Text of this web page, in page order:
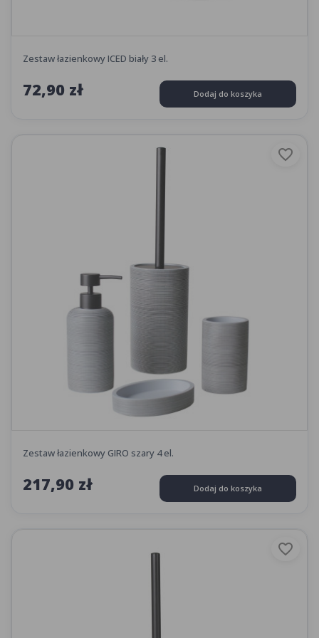
Zestaw łazienkowy ICED biały 3 el.
72,90 zł Dodaj do koszyka
favorite_border
Zestaw łazienkowy GIRO szary 4 el.
217,90 zł Dodaj do koszyka
favorite_border